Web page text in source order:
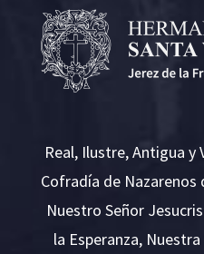
Real, Ilustre, Antigua y
Cofradía de Nazarenos
Nuestro Señor
la Esperanza,